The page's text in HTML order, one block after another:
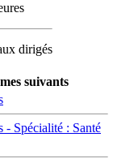
dirigés
suivants
- Spécialité : Santé